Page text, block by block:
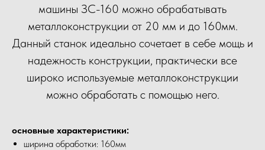
машины ЗС-160 можно обрабатывать
металлоконструкции от 20 мм и до 160мм.
Данный станок идеально сочетает в себе мощь и
надежность конструкции, практически все
широко используемые металлоконструкции
можно обработать с помощью него.
основные характеристики:
ширина обработки: 160мм